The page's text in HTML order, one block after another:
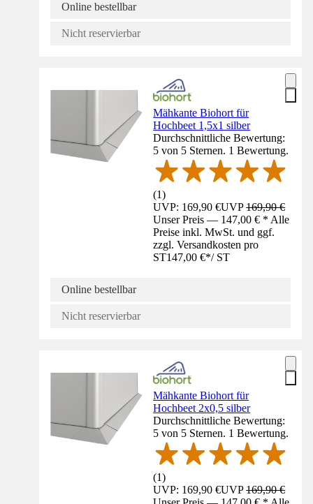
Online bestellbar
Nicht reservierbar
Mähkante Biohort für
Hochbeet 1,5x1 silber
Durchschnittliche Bewertung:
5 von 5 Sternen. 1 Bewertung.
(1)
UVP: 169,90 €UVP169,90 €
Unser Preis — 147,00 € * Alle
Preise inkl. MwSt. und ggf.
zzgl. Versandkosten pro
ST147,00 €*/ ST
Online bestellbar
Nicht reservierbar
Mähkante Biohort für
Hochbeet 2x0,5 silber
Durchschnittliche Bewertung:
5 von 5 Sternen. 1 Bewertung.
(1)
UVP: 169,90 €UVP169,90 €